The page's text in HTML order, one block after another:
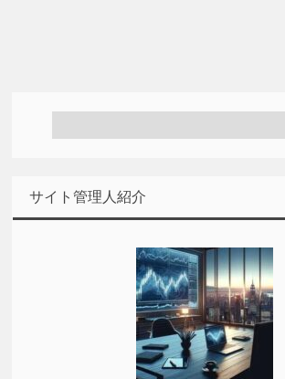
サイト管理人紹介